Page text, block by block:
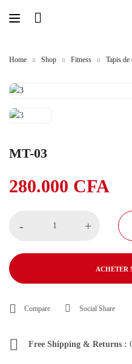
Home Shop Fitness Tapis de
MT-03
280.000 CFA
- +
ACHETER
Compare Social Share
Free Shipping & Returns :